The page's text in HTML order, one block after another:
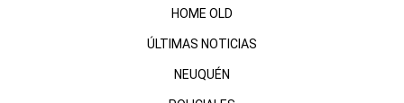
HOME OLD
ÚLTIMAS NOTICIAS
NEUQUÉN